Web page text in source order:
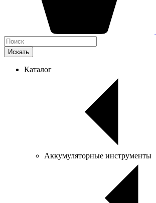
Искать
Каталог
Аккумуляторные инструменты